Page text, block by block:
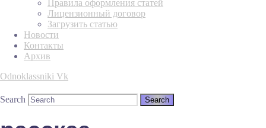
Правила оформления статей
Лицензионный договор
Загрузить статью
Новости
Контакты
Архив
Odnoklassniki Vk
Search